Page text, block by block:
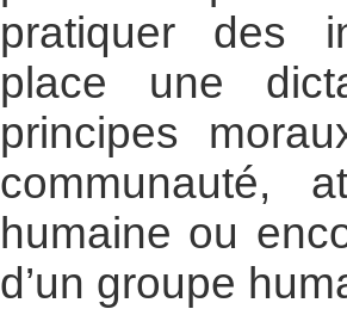
pratiquer des
place une
principes
communauté,
humaine ou
d’un groupe